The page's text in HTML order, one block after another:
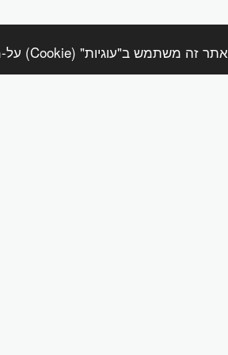
אתר זה משתמש ב"עוגיות" (Cookie) על-מנת להבטיח שתהנה מהחוויה הטובה ביותר באתר שלך.